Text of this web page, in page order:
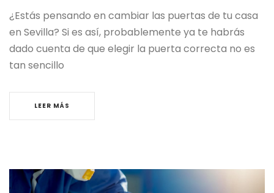
¿Estás pensando en cambiar las puertas de tu casa
en Sevilla? Si es así, probablemente ya te habrás
dado cuenta de que elegir la puerta correcta no es
tan sencillo
LEER MÁS